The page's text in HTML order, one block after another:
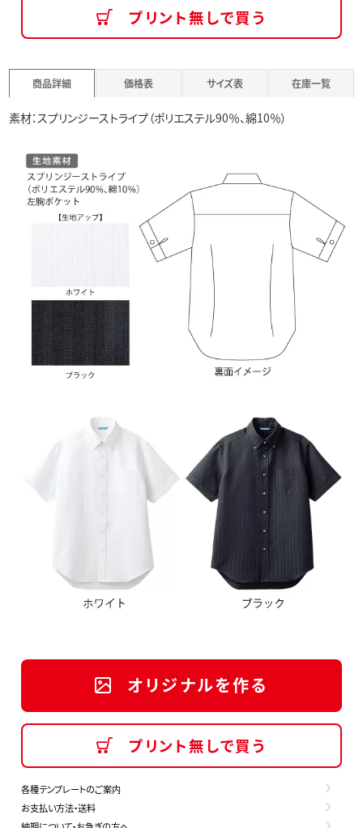
プリント無しで買う
商品詳細 価格表 サイズ表 在庫一覧
素材：スプリンジーストライプ（ポリエステル90％、綿10％）
オリジナルを作る
プリント無しで買う
各種テンプレートのご案内
お支払い方法・送料